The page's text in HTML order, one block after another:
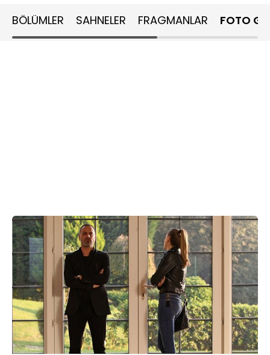
BÖLÜMLER SAHNELER FRAGMANLAR FOTO